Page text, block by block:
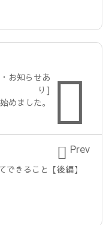

お知らせあ
り]
めました。
きること【後編】
 Prev